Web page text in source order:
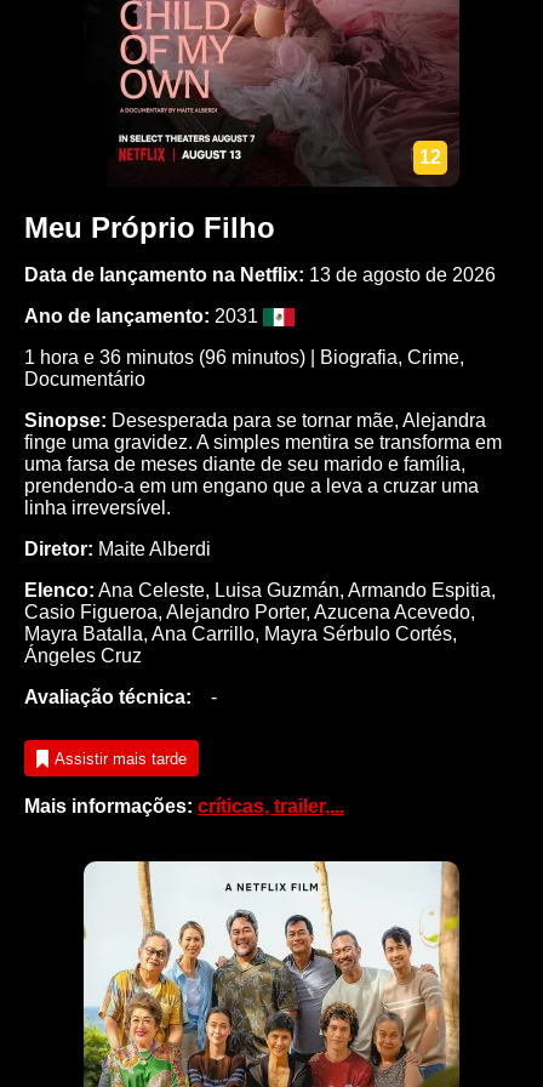
12
Meu Próprio Filho
Data de lançamento na Netflix: 13 de agosto de 2026
Ano de lançamento: 2031
1 hora e 36 minutos (96 minutos) |
Biografia, Crime,
Documentário
Sinopse: Desesperada para se tornar mãe, Alejandra
finge uma gravidez. A simples mentira se transforma em
uma farsa de meses diante de seu marido e família,
prendendo-a em um engano que a leva a cruzar uma
linha irreversível.
Diretor: Maite Alberdi
Elenco: Ana Celeste, Luisa Guzmán, Armando Espitia,
Casio Figueroa, Alejandro Porter, Azucena Acevedo,
Mayra Batalla, Ana Carrillo, Mayra Sérbulo Cortés,
Ángeles Cruz
Avaliação técnica:
-
Assistir mais tarde
Mais informações: críticas, trailer,...